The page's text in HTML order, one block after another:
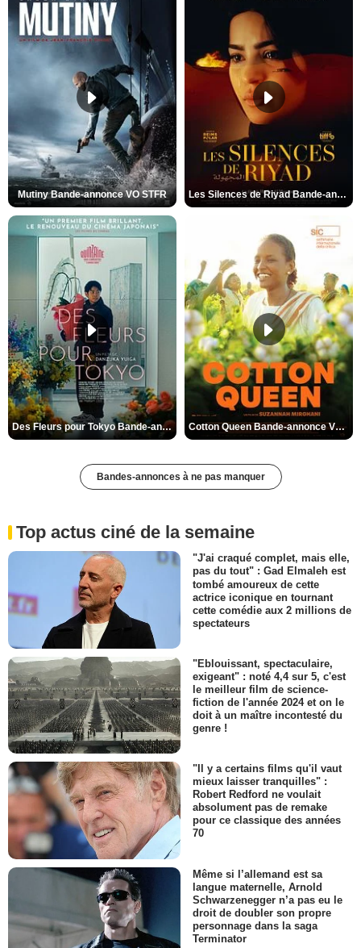
Mutiny Bande-annonce VO STFR Les Silences de Riyad Bande-annonce VO STFR
Des Fleurs pour Tokyo Bande-annonce VO STFR Cotton Queen Bande-annonce VO STFR
Bandes-annonces à ne pas manquer
Top actus ciné de la semaine
"J'ai craqué complet, mais elle,
pas du tout" : Gad Elmaleh est
tombé amoureux de cette
actrice iconique en tournant
cette comédie aux 2 millions de
spectateurs
"Eblouissant, spectaculaire,
exigeant" : noté 4,4 sur 5, c'est
le meilleur film de science-
fiction de l'année 2024 et on le
doit à un maître incontesté du
genre !
"Il y a certains films qu'il vaut
mieux laisser tranquilles" :
Robert Redford ne voulait
absolument pas de remake
pour ce classique des années
70
Même si l’allemand est sa
langue maternelle, Arnold
Schwarzenegger n’a pas eu le
droit de doubler son propre
personnage dans la saga
Terminator